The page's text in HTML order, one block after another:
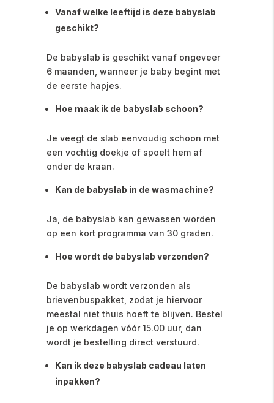
Vanaf welke leeftijd is deze babyslab
geschikt?
De babyslab is geschikt vanaf ongeveer
6 maanden, wanneer je baby begint met
de eerste hapjes.
Hoe maak ik de babyslab schoon?
Je veegt de slab eenvoudig schoon met
een vochtig doekje of spoelt hem af
onder de kraan.
Kan de babyslab in de wasmachine?
Ja, de babyslab kan gewassen worden
op een kort programma van 30 graden.
Hoe wordt de babyslab verzonden?
De babyslab wordt verzonden als
brievenbuspakket, zodat je hiervoor
meestal niet thuis hoeft te blijven. Bestel
je op werkdagen vóór 15.00 uur, dan
wordt je bestelling direct verstuurd.
Kan ik deze babyslab cadeau laten
inpakken?